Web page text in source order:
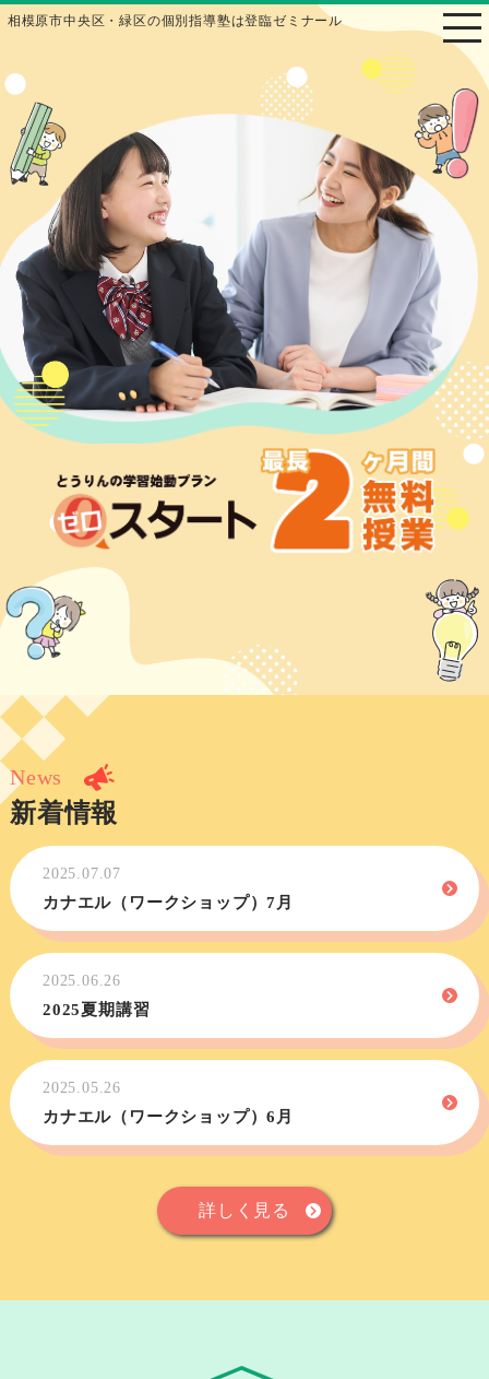
相模原市中央区・緑区の個別指導塾は登臨ゼミナール
News
新着情報
2025.07.07
カナエル（ワークショップ）7月
2025.06.26
2025夏期講習
2025.05.26
カナエル（ワークショップ）6月
詳しく見る